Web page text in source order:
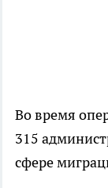
Во время
315
сфере